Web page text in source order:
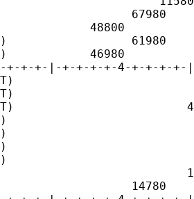
67980
48800
61980
46980
+-+-|-+-+-+-+-4-+-+-+-+-|-
14780